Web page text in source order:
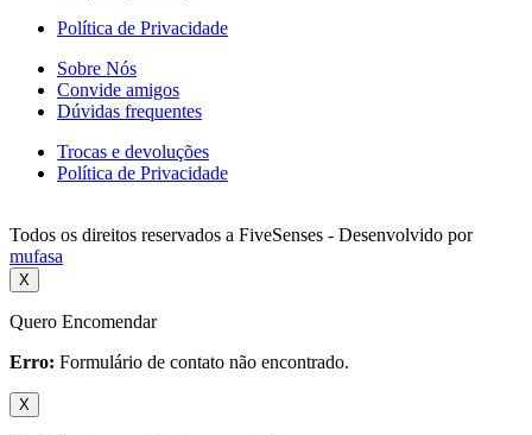
Política de Privacidade
Sobre Nós
Convide amigos
Dúvidas frequentes
Trocas e devoluções
Política de Privacidade
Todos os direitos reservados a FiveSenses - Desenvolvido por
mufasa
X
Quero Encomendar
Erro: Formulário de contato não encontrado.
X